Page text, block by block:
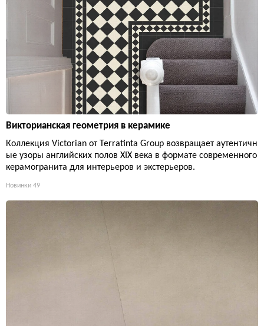
Викторианская геометрия в керамике
Коллекция Victorian от Terratinta Group возвращает аутентичн
ые узоры английских полов XIX века в формате современного
керамогранита для интерьеров и экстерьеров.
Новинки 49